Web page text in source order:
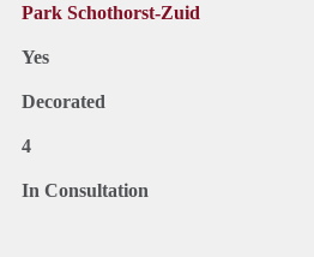
Park Schothorst-Zuid
Yes
Decorated
4
In Consultation